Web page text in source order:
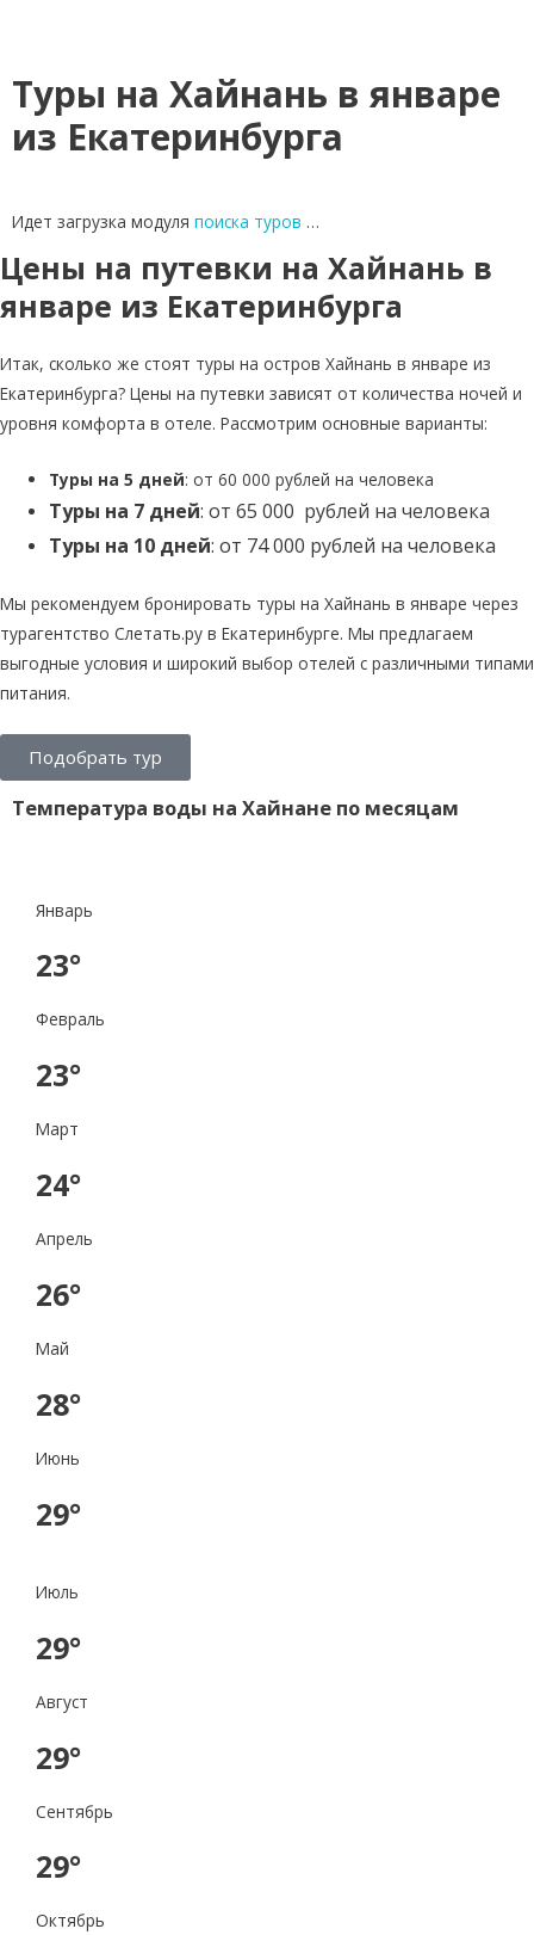
Туры на Хайнань в январе
из Екатеринбурга
Идет загрузка модуля поиска туров …
Цены на путевки на Хайнань в
январе из Екатеринбурга
Итак, сколько же стоят туры на остров Хайнань в январе из
Екатеринбурга? Цены на путевки зависят от количества ночей и
уровня комфорта в отеле. Рассмотрим основные варианты:
Туры на 5 дней: от 60 000 рублей на человека
Туры на 7 дней: от 65 000 рублей на человека
Туры на 10 дней: от 74 000 рублей на человека
Мы рекомендуем бронировать туры на Хайнань в январе через
турагентство Слетать.ру в Екатеринбурге. Мы предлагаем
выгодные условия и широкий выбор отелей с различными типами
питания.
Подобрать тур
Температура воды на Хайнане по месяцам
Январь
23°
Февраль
23°
Март
24°
Апрель
26°
Май
28°
Июнь
29°
Июль
29°
Август
29°
Сентябрь
29°
Октябрь